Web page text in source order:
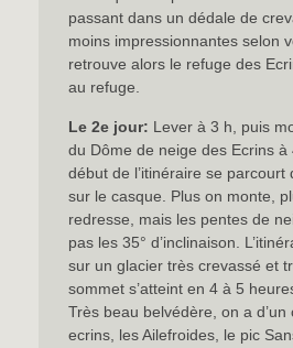
passant dans un dédale de
moins impressionnantes selon
retrouve alors le refuge des
au refuge.
Le 2e jour: Lever à 3 h, puis
du Dôme de neige des Ecrins
début de l’itinéraire se parcourt
sur le casque. Plus on monte,
redresse, mais les pentes de
pas les 35° d’inclinaison.
sur un glacier très crevassé et
sommet s’atteint en 4 à 5
Très beau belvédère, on a
ecrins, les Ailefroides, le pic